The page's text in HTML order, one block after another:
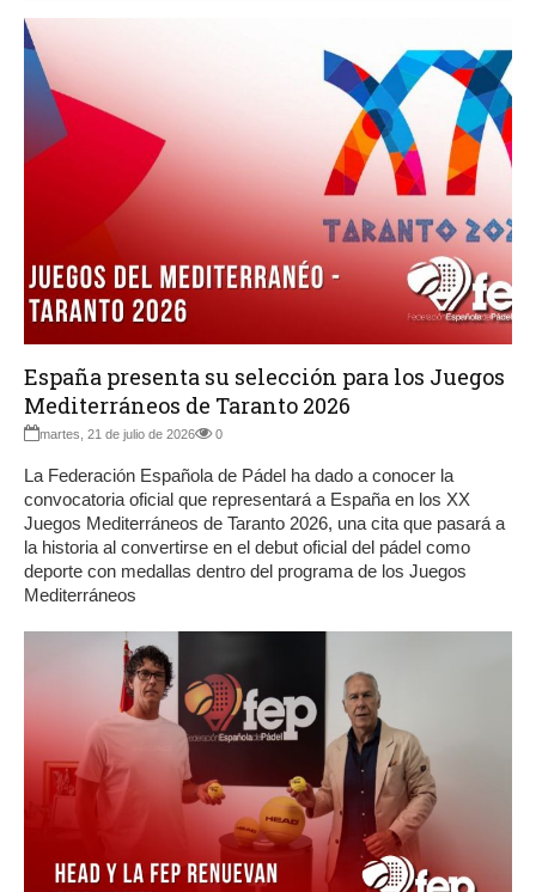
España presenta su selección para los Juegos
Mediterráneos de Taranto 2026
martes, 21 de julio de 2026 0
La Federación Española de Pádel ha dado a conocer la
convocatoria oficial que representará a España en los XX
Juegos Mediterráneos de Taranto 2026, una cita que pasará a
la historia al convertirse en el debut oficial del pádel como
deporte con medallas dentro del programa de los Juegos
Mediterráneos